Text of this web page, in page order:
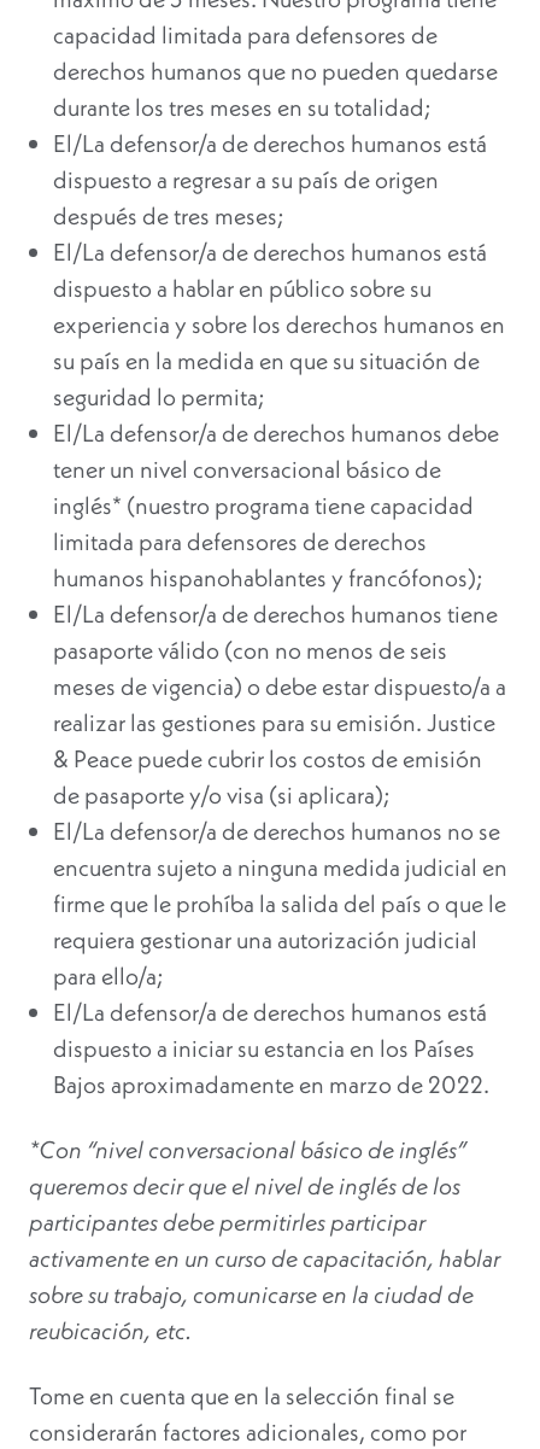
capacidad limitada para defensores de
derechos humanos que no pueden quedarse
durante los tres meses en su totalidad;
El/La defensor/a de derechos humanos está
dispuesto a regresar a su país de origen
después de tres meses;
El/La defensor/a de derechos humanos está
dispuesto a hablar en público sobre su
experiencia y sobre los derechos humanos en
su país en la medida en que su situación de
seguridad lo permita;
El/La defensor/a de derechos humanos debe
tener un nivel conversacional básico de
inglés* (nuestro programa tiene capacidad
limitada para defensores de derechos
humanos hispanohablantes y francófonos);
El/La defensor/a de derechos humanos tiene
pasaporte válido (con no menos de seis
meses de vigencia) o debe estar dispuesto/a a
realizar las gestiones para su emisión. Justice
& Peace puede cubrir los costos de emisión
de pasaporte y/o visa (si aplicara);
El/La defensor/a de derechos humanos no se
encuentra sujeto a ninguna medida judicial en
firme que le prohíba la salida del país o que le
requiera gestionar una autorización judicial
para ello/a;
El/La defensor/a de derechos humanos está
dispuesto a iniciar su estancia en los Países
Bajos aproximadamente en marzo de 2022.
*Con “nivel conversacional básico de inglés”
queremos decir que el nivel de inglés de los
participantes debe permitirles participar
activamente en un curso de capacitación, hablar
sobre su trabajo, comunicarse en la ciudad de
reubicación, etc.
Tome en cuenta que en la selección final se
considerarán factores adicionales, como por